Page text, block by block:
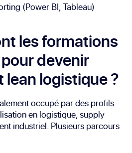
(Power BI, Tableau)
les formations
devenir
logistique ?
occupé par des profils
en logistique, supply
industriel. Plusieurs parcours